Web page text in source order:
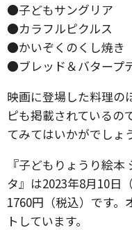
●子どもサングリア
●カラフルピクルス
●かいぞくのくし焼き
●ブレッド＆バタープ
映画に登場した料理の
ピも掲載されているの
てみてはいかがでしょ
『子どもりょうり絵
タ』は2023年8月10日
1760円（税込）です
トしています。